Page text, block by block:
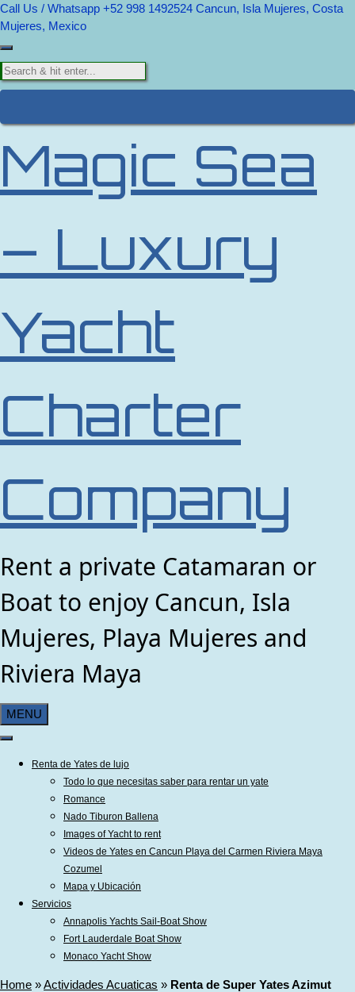
Call Us / Whatsapp +52 998 1492524 Cancun, Isla Mujeres, Costa
Mujeres, Mexico
Magic Sea
– Luxury
Yacht
Charter
Company
Rent a private Catamaran or
Boat to enjoy Cancun, Isla
Mujeres, Playa Mujeres and
Riviera Maya
MENU
Renta de Yates de lujo
Todo lo que necesitas saber para rentar un yate
Romance
Nado Tiburon Ballena
Images of Yacht to rent
Videos de Yates en Cancun Playa del Carmen Riviera Maya
Cozumel
Mapa y Ubicación
Servicios
Annapolis Yachts Sail-Boat Show
Fort Lauderdale Boat Show
Monaco Yacht Show
Home »Actividades Acuaticas » Renta de Super Yates Azimut